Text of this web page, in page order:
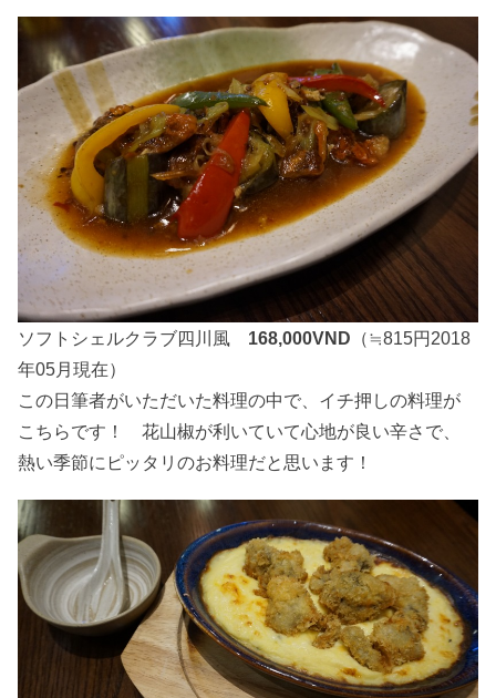
ソフトシェルクラブ四川風 168,000VND （≒815円2018
年05月現在）
この日筆者がいただいた料理の中で、イチ押しの料理が
こちらです！ 花山椒が利いていて心地が良い辛さで、
熱い季節にピッタリのお料理だと思います！